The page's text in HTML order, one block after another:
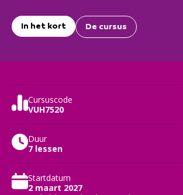
In het kort De cursus
Cursuscode
VUH7520
Duur
7 lessen
Startdatum
2 maart 2027